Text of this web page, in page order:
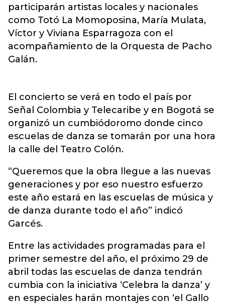
participarán artistas locales y nacionales
como Totó La Momoposina, María Mulata,
Víctor y Viviana Esparragoza con el
acompañamiento de la Orquesta de Pacho
Galán.
El concierto se verá en todo el país por
Señal Colombia y Telecaribe y en Bogotá se
organizó un cumbiódoromo donde cinco
escuelas de danza se tomarán por una hora
la calle del Teatro Colón.
“Queremos que la obra llegue a las nuevas
generaciones y por eso nuestro esfuerzo
este año estará en las escuelas de música y
de danza durante todo el año” indicó
Garcés.
Entre las actividades programadas para el
primer semestre del año, el próximo 29 de
abril todas las escuelas de danza tendrán
cumbia con la iniciativa ‘Celebra la danza’ y
en especiales harán montajes con ‘el Gallo